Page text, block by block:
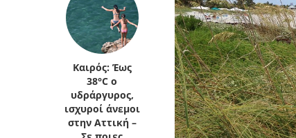
Καιρός: Έως
38°C ο
υδράργυρος,
ισχυροί άνεμοι
στην Αττική –